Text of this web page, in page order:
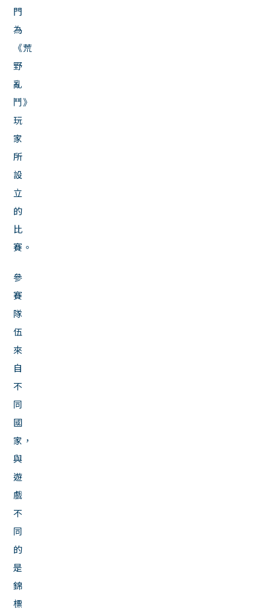
門
為
《荒
野
亂
鬥》
玩
家
所
設
立
的
比
賽。
參
賽
隊
伍
來
自
不
同
國
家，
與
遊
戲
不
同
的
是
錦
標